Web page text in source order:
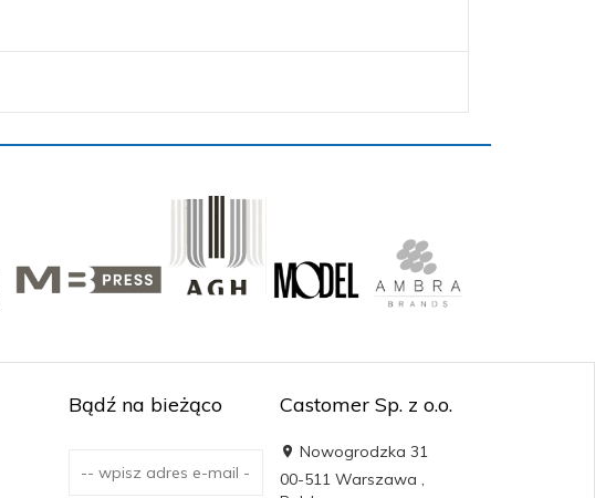
Bądź na bieżąco Castomer Sp. z o.o.
Nowogrodzka 31
00-511 Warszawa ,